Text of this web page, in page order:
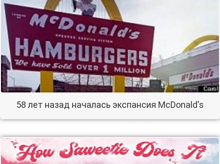
58 лет назад началась экспансия McDonald's